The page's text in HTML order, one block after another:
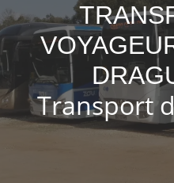
Transport